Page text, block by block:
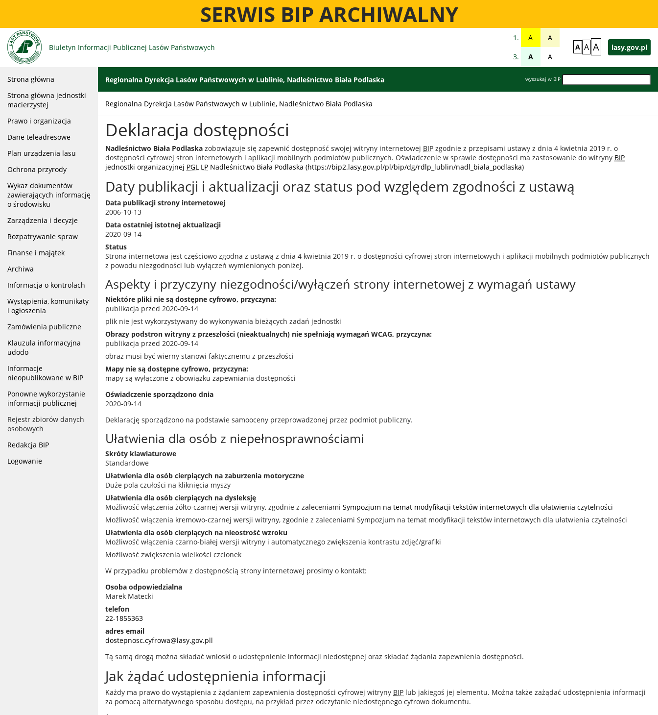
SERWIS BIP ARCHIWALNY
Biuletyn Informacji Publicznej Lasów Państwowych
A A
A A
A A A lasy.gov.pl
Strona główna
Strona główna jednostki
macierzystej
Prawo i organizacja
Dane teleadresowe
Plan urządzenia lasu
Ochrona przyrody
Wykaz dokumentów
zawierających informację
o środowisku
Zarządzenia i decyzje
Rozpatrywanie spraw
Finanse i majątek
Archiwa
Informacja o kontrolach
Wystąpienia, komunikaty
i ogłoszenia
Zamówienia publiczne
Klauzula informacyjna
udodo
Informacje
nieopublikowane w BIP
Ponowne wykorzystanie
informacji publicznej
Rejestr zbiorów danych
osobowych
Redakcja BIP
Logowanie
Regionalna Dyrekcja Lasów Państwowych w Lublinie, Nadleśnictwo Biała Podlaska wyszukaj w BIP
Regionalna Dyrekcja Lasów Państwowych w Lublinie, Nadleśnictwo Biała Podlaska
Deklaracja dostępności
Nadleśnictwo Biała Podlaska zobowiązuje się zapewnić dostępność swojej witryny internetowej BIP zgodnie z przepisami ustawy z dnia 4 kwietnia 2019 r. o
dostępności cyfrowej stron internetowych i aplikacji mobilnych podmiotów publicznych. Oświadczenie w sprawie dostępności ma zastosowanie do witryny BIP
jednostki organizacyjnej PGL LP Nadleśnictwo Biała Podlaska (https://bip2.lasy.gov.pl/pl/bip/dg/rdlp_lublin/nadl_biala_podlaska)
Daty publikacji i aktualizacji oraz status pod względem zgodności z ustawą
Data publikacji strony internetowej
2006-10-13
Data ostatniej istotnej aktualizacji
2020-09-14
Status
Strona internetowa jest częściowo zgodna z ustawą z dnia 4 kwietnia 2019 r. o dostępności cyfrowej stron internetowych i aplikacji mobilnych podmiotów publicznych
z powodu niezgodności lub wyłączeń wymienionych poniżej.
Aspekty i przyczyny niezgodności/wyłączeń strony internetowej z wymagań ustawy
Niektóre pliki nie są dostępne cyfrowo, przyczyna:
publikacja przed 2020-09-14
plik nie jest wykorzystywany do wykonywania bieżących zadań jednostki
Obrazy podstron witryny z przeszłości (nieaktualnych) nie spełniają wymagań WCAG, przyczyna:
publikacja przed 2020-09-14
obraz musi być wierny stanowi faktycznemu z przeszłości
Mapy nie są dostępne cyfrowo, przyczyna:
mapy są wyłączone z obowiązku zapewniania dostępności
Oświadczenie sporządzono dnia
2020-09-14
Deklarację sporządzono na podstawie samooceny przeprowadzonej przez podmiot publiczny.
Ułatwienia dla osób z niepełnosprawnościami
Skróty klawiaturowe
Standardowe
Ułatwienia dla osób cierpiących na zaburzenia motoryczne
Duże pola czułości na kliknięcia myszy
Ułatwienia dla osób cierpiących na dysleksję
Możliwość włączenia żółto-czarnej wersji witryny, zgodnie z zaleceniami Sympozjum na temat modyfikacji tekstów internetowych dla ułatwienia czytelności
Możliwość włączenia kremowo-czarnej wersji witryny, zgodnie z zaleceniami Sympozjum na temat modyfikacji tekstów internetowych dla ułatwienia czytelności
Ułatwienia dla osób cierpiących na nieostrość wzroku
Możliwość włączenia czarno-białej wersji witryny i automatycznego zwiększenia kontrastu zdjęć/grafiki
Możliwość zwiększenia wielkości czcionek
W przypadku problemów z dostępnością strony internetowej prosimy o kontakt:
Osoba odpowiedzialna
Marek Matecki
telefon
22-1855363
adres email
dostepnosc.cyfrowa@lasy.gov.pll
Tą samą drogą można składać wnioski o udostępnienie informacji niedostępnej oraz składać żądania zapewnienia dostępności.
Jak żądać udostępnienia informacji
Każdy ma prawo do wystąpienia z żądaniem zapewnienia dostępności cyfrowej witryny BIP lub jakiegoś jej elementu. Można także zażądać udostępnienia informacji
za pomocą alternatywnego sposobu dostępu, na przykład przez odczytanie niedostępnego cyfrowo dokumentu.